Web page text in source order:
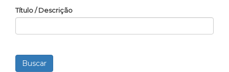
Título / Descrição